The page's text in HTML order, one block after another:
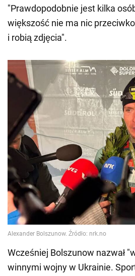
"Prawdopodobnie jest kilka
większość nie ma nic
i robią zdjęcia".
Wcześniej Bolszunow nazwał
winnymi wojny w Ukrainie.